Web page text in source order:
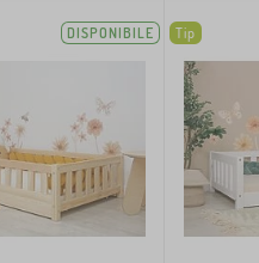
DISPONIBILE Tip